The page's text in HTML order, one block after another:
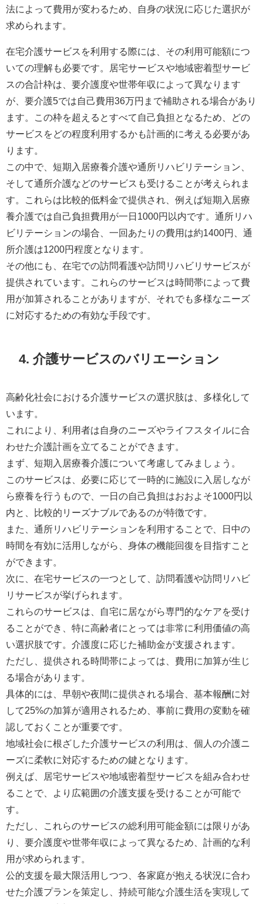
法によって費用が変わるため、自身の状況に応じた選択が
求められます。
在宅介護サービスを利用する際には、その利用可能額につ
いての理解も必要です。居宅サービスや地域密着型サービ
スの合計枠は、要介護度や世帯年収によって異なります
が、要介護5では自己費用36万円まで補助される場合があり
ます。この枠を超えるとすべて自己負担となるため、どの
サービスをどの程度利用するかも計画的に考える必要があ
ります。
この中で、短期入居療養介護や通所リハビリテーション、
そして通所介護などのサービスも受けることが考えられま
す。これらは比較的低料金で提供され、例えば短期入居療
養介護では自己負担費用が一日1000円以内です。通所リハ
ビリテーションの場合、一回あたりの費用は約1400円、通
所介護は1200円程度となります。
その他にも、在宅での訪問看護や訪問リハビリサービスが
提供されています。これらのサービスは時間帯によって費
用が加算されることがありますが、それでも多様なニーズ
に対応するための有効な手段です。
4. 介護サービスのバリエーション
高齢化社会における介護サービスの選択肢は、多様化して
います。
これにより、利用者は自身のニーズやライフスタイルに合
わせた介護計画を立てることができます。
まず、短期入居療養介護について考慮してみましょう。
このサービスは、必要に応じて一時的に施設に入居しなが
ら療養を行うもので、一日の自己負担はおおよそ1000円以
内と、比較的リーズナブルであるのが特徴です。
また、通所リハビリテーションを利用することで、日中の
時間を有効に活用しながら、身体の機能回復を目指すこと
ができます。
次に、在宅サービスの一つとして、訪問看護や訪問リハビ
リサービスが挙げられます。
これらのサービスは、自宅に居ながら専門的なケアを受け
ることができ、特に高齢者にとっては非常に利用価値の高
い選択肢です。介護度に応じた補助金が支援されます。
ただし、提供される時間帯によっては、費用に加算が生じ
る場合があります。
具体的には、早朝や夜間に提供される場合、基本報酬に対
して25%の加算が適用されるため、事前に費用の変動を確
認しておくことが重要です。
地域社会に根ざした介護サービスの利用は、個人の介護ニ
ーズに柔軟に対応するための鍵となります。
例えば、居宅サービスや地域密着型サービスを組み合わせ
ることで、より広範囲の介護支援を受けることが可能で
す。
ただし、これらのサービスの総利用可能金額には限りがあ
り、要介護度や世帯年収によって異なるため、計画的な利
用が求められます。
公的支援を最大限活用しつつ、各家庭が抱える状況に合わ
せた介護プランを策定し、持続可能な介護生活を実現して